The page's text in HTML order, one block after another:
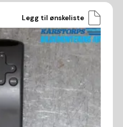
Legg til ønskeliste